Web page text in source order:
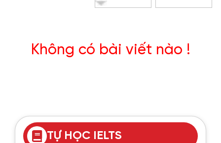
Không có bài viết nào !
TỰ HỌC IELTS